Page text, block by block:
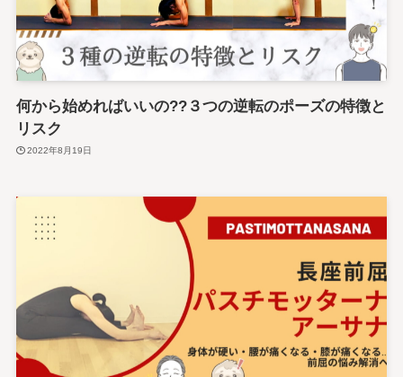
何から始めればいいの??３つの逆転のポーズの特徴と
リスク
2022年8月19日